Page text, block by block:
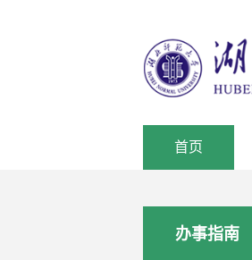
首页
办事指南